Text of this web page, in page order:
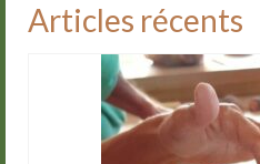
Articles récents